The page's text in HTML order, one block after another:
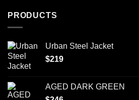
PRODUCTS
Urban Steel Jacket
$219
AGED DARK GREEN